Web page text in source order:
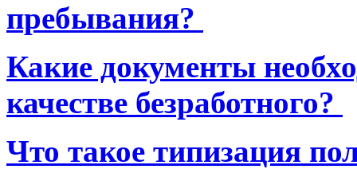
пребывания?
Какие документы
качестве безработного?
Что такое типизация